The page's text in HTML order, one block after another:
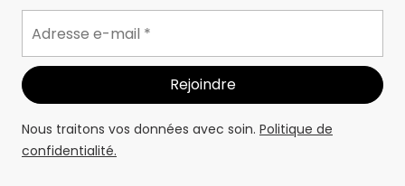
Nous traitons vos données avec soin. Politique de
confidentialité.